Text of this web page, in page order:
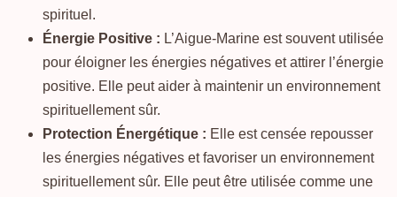
spirituel.
Énergie Positive : L’Aigue-Marine est souvent utilisée
pour éloigner les énergies négatives et attirer l’énergie
positive. Elle peut aider à maintenir un environnement
spirituellement sûr.
Protection Énergétique : Elle est censée repousser
les énergies négatives et favoriser un environnement
spirituellement sûr. Elle peut être utilisée comme une